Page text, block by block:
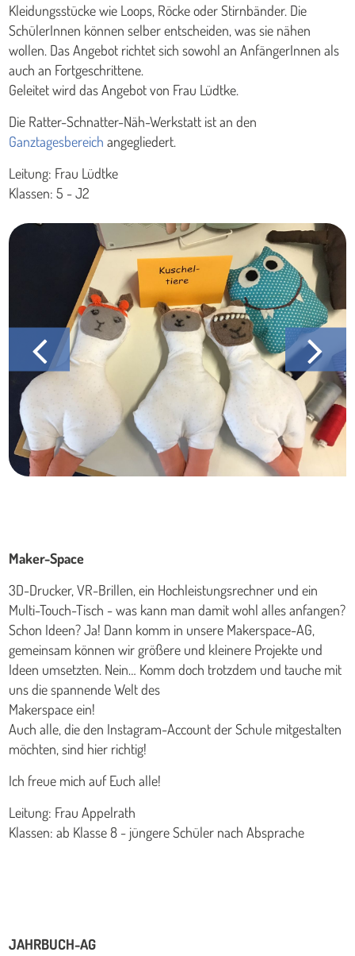
Kleidungsstücke wie Loops, Röcke oder Stirnbänder. Die
SchülerInnen können selber entscheiden, was sie nähen
wollen. Das Angebot richtet sich sowohl an AnfängerInnen als
auch an Fortgeschrittene.
Geleitet wird das Angebot von Frau Lüdtke.
Die Ratter-Schnatter-Näh-Werkstatt ist an den
Ganztagesbereichangegliedert.
Leitung: Frau Lüdtke
Klassen: 5 - J2
Maker-Space
3D-Drucker, VR-Brillen, ein Hochleistungsrechner und ein
Multi-Touch-Tisch - was kann man damit wohl alles anfangen?
Schon Ideen? Ja! Dann komm in unsere Makerspace-AG,
gemeinsam können wir größere und kleinere Projekte und
Ideen umsetzten. Nein… Komm doch trotzdem und tauche mit
uns die spannende Welt des
Makerspace ein!
Auch alle, die den Instagram-Account der Schule mitgestalten
möchten, sind hier richtig!
Ich freue mich auf Euch alle!
Leitung: Frau Appelrath
Klassen: ab Klasse 8 - jüngere Schüler nach Absprache
JAHRBUCH-AG